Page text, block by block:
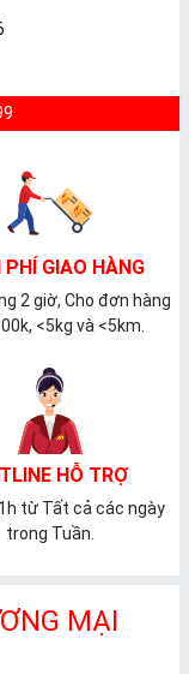
PHÍ GIAO HÀNG
2 giờ, Cho đơn hàng
<5kg và <5km.
HỖ TRỢ
từ Tất cả các ngày
trong Tuần.
MẠI